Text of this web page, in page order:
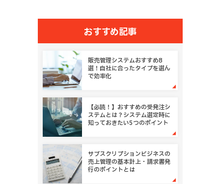
おすすめ記事
販売管理システムおすすめ8
選！自社に合ったタイプを選ん
で効率化
【必読！】おすすめの受発注シ
ステムとは？システム選定時に
知っておきたい5つのポイント
サブスクリプションビジネスの
売上管理の基本計上・請求書発
行のポイントとは